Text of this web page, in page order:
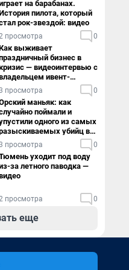
на барабанах.
пилота, который
рок-звездой: видео
просмотра 0
выживает
бизнес в
— видеоинтервью с
ивент-
агентства
просмотра 0
маньяк: как
поймали и
одного из самых
убийц в
России. Видео
просмотра 0
уходит под воду
за летного паводка —
просмотра 0
еще